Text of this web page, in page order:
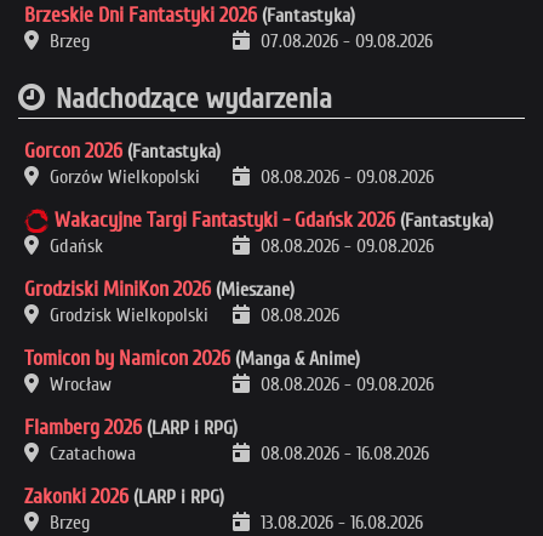
Brzeskie Dni Fantastyki 2026 (Fantastyka)
Brzeg
07.08.2026 - 09.08.2026
Nadchodzące wydarzenia
Gorcon 2026 (Fantastyka)
Gorzów Wielkopolski
08.08.2026 - 09.08.2026
Wakacyjne Targi Fantastyki - Gdańsk 2026 (Fantastyka)
Gdańsk
08.08.2026 - 09.08.2026
Grodziski MiniKon 2026 (Mieszane)
Grodzisk Wielkopolski
08.08.2026
Tomicon by Namicon 2026 (Manga & Anime)
Wrocław
08.08.2026 - 09.08.2026
Flamberg 2026 (LARP i RPG)
Czatachowa
08.08.2026 - 16.08.2026
Zakonki 2026 (LARP i RPG)
Brzeg
13.08.2026 - 16.08.2026